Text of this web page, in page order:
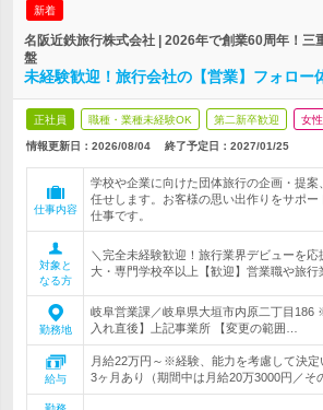
新着
名阪近鉄旅行株式会社 | 2026年で創業60周年！三
盤
未経験歓迎！旅行会社の【営業】フォロ
正社員 職種・業種未経験OK 第二新卒歓迎 女
情報更新日：2026/08/04 終了予定日： 2027/01/25
仕事内容
学校や企業に向けた団体旅行の企画・提案
任せします。お客様の思い出作りをサポー
仕事です。
対象と
なる方
＼完全未経験歓迎！旅行業界デビューを応
大・専門学校卒以上【歓迎】営業職や旅行
勤務地
岐阜営業課／岐阜県大垣市内原二丁目186
入れ直後】上記事業所 【変更の範囲…
給与
月給22万円～※経験、能力を考慮して決
3ヶ月あり（期間中は月給20万3000円／そ